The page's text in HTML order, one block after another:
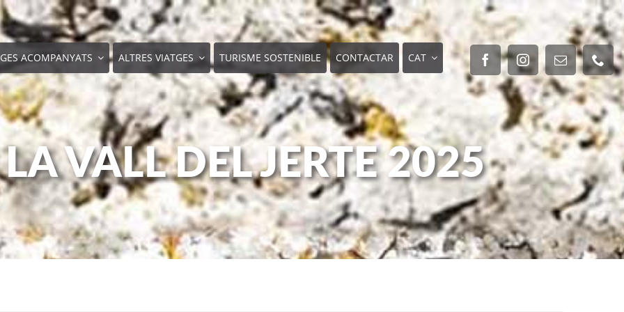
ACOMPANYATS ALTRES VIATGES TURISME SOSTENIBLE CONTACTAR CAT
VALL DEL JERTE 2025